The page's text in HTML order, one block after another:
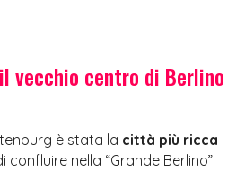
vecchio centro di Berlino
è stata la città più ricca
confluire nella “Grande Berlino”